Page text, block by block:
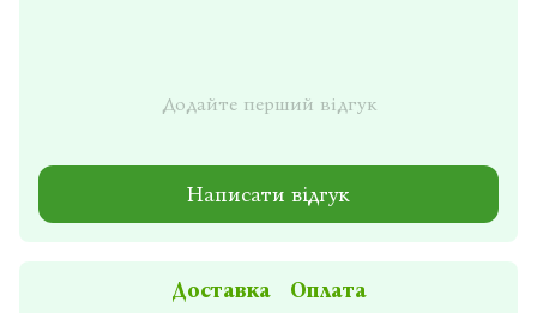
Додайте перший відгук
Написати відгук
Доставка Оплата